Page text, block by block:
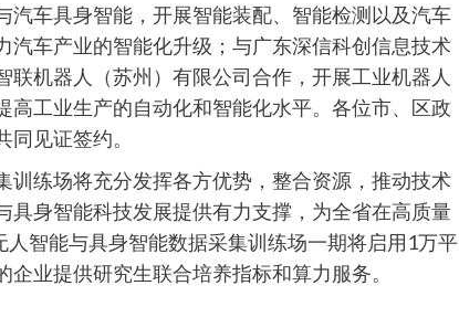
车具身智能，开展智能装配、智能检测以及汽车
车产业的智能化升级；与广东深信科创信息技术
机器人（苏州）有限公司合作，开展工业机器人
工业生产的自动化和智能化水平。各位市、区政
见证签约。
练场将充分发挥各方优势，整合资源，推动技术
身智能科技发展提供有力支撑，为全省在高质量
智能与具身智能数据采集训练场一期将启用1万平
业提供研究生联合培养指标和算力服务。